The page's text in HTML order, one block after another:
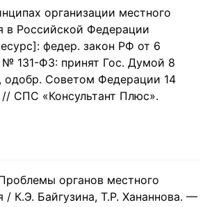
организации местного
в Российской Федерации
федер. закон РФ от 6
№ 131-ФЗ: принят Гос. Думой 8
одобр. Советом Федерации 14
// СПС «Консультант Плюс».
органов местного
/ К.Э. Байгузина, Т.Р. Хананнова. —